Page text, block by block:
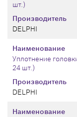
Производитель
DELPHI
шт.)
Производитель
DELPHI
Наименование
Уплотнение
24 шт.)
Наименование